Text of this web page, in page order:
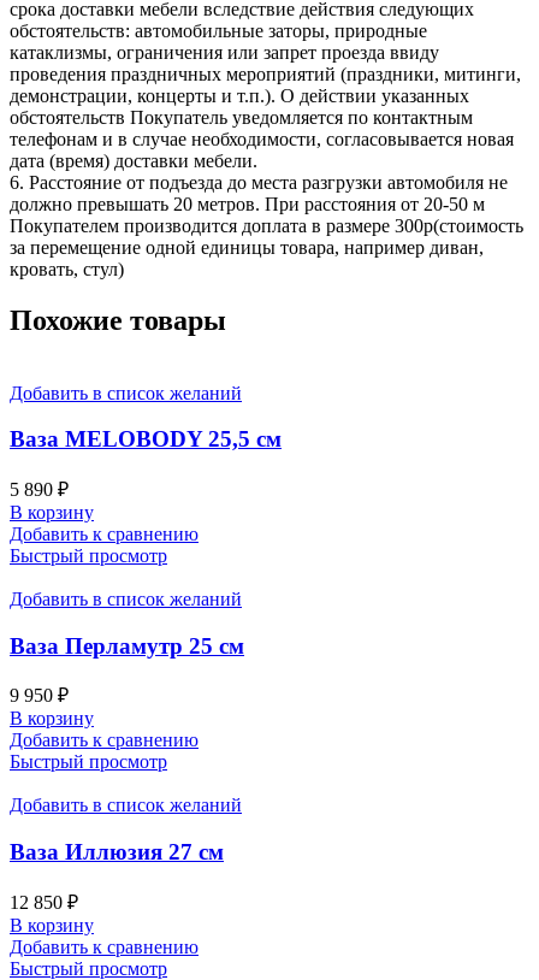
срока доставки мебели вследствие действия следующих
обстоятельств: автомобильные заторы, природные
катаклизмы, ограничения или запрет проезда ввиду
проведения праздничных мероприятий (праздники, митинги,
демонстрации, концерты и т.п.). О действии указанных
обстоятельств Покупатель уведомляется по контактным
телефонам и в случае необходимости, согласовывается новая
дата (время) доставки мебели.
6. Расстояние от подъезда до места разгрузки автомобиля не
должно превышать 20 метров. При расстояния от 20-50 м
Покупателем производится доплата в размере 300р(стоимость
за перемещение одной единицы товара, например диван,
кровать, стул)
Похожие товары
Добавить в список желаний
Ваза MELOBODY 25,5 см
5 890 ₽
В корзину
Добавить к сравнению
Быстрый просмотр
Добавить в список желаний
Ваза Перламутр 25 см
9 950 ₽
В корзину
Добавить к сравнению
Быстрый просмотр
Добавить в список желаний
Ваза Иллюзия 27 см
12 850 ₽
В корзину
Добавить к сравнению
Быстрый просмотр